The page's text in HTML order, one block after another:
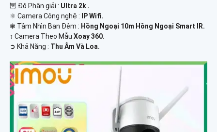
🦉 Độ Phân giải : Ultra 2k .
⚛️ Camera Công nghệ : IP Wifi.
❃ Tầm Nhìn Ban Đêm : Hồng Ngoại 10m Hồng Ngoại Smart IR.
↕️ Camera Theo Mẫu Xoay 360.
️➲ Khả Năng : Thu Âm Và Loa.